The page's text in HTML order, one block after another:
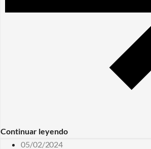
Continuar leyendo
05/02/2024